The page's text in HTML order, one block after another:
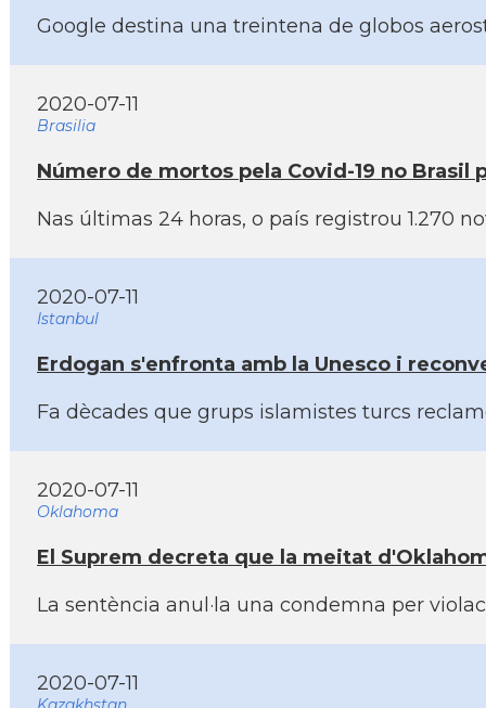
Google destina una treintena de globos
2020-07-11
Brasilia
Número de mortos pela Covid-19 no Brasil
Nas últimas 24 horas, o paí­s registrou 1.270
2020-07-11
Istanbul
Erdogan s'enfronta amb la Unesco i
Fa dècades que grups islamistes turcs
2020-07-11
Oklahoma
El Suprem decreta que la meitat
La sentència anul·la una condemna per
2020-07-11